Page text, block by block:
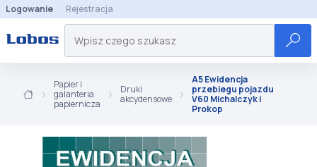
Logowanie Rejestracja
Papier i
galanteria
papiernicza
Druki
akcydensowe
A5 Ewidencja
przebiegu pojazdu
V60 Michalczyk i
Prokop